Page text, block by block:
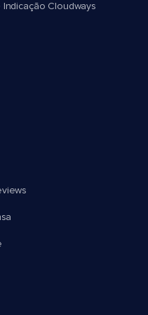
Indicação Cloudways